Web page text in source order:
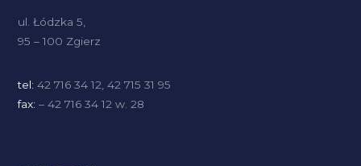
ul. Łódzka 5,
95 – 100 Zgierz
tel: 42 716 34 12, 42 715 31 95
fax: – 42 716 34 12 w. 28